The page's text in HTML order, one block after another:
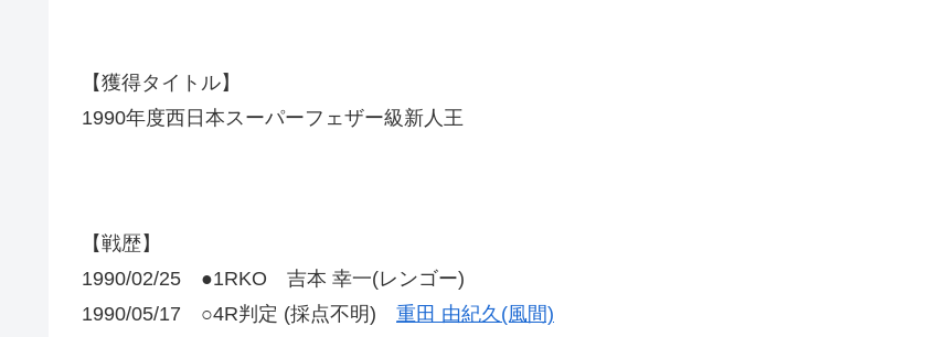
【獲得タイトル】
1990年度西日本スーパーフェザー級新人王
【戦歴】
1990/02/25 ●1RKO 吉本 幸一(レンゴー)
1990/05/17 ○4R判定 (採点不明) 重田 由紀久(風間)